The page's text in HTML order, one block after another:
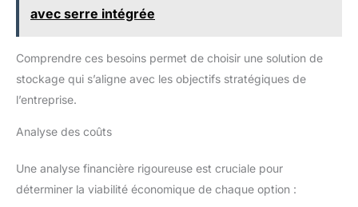
avec serre intégrée
Comprendre ces besoins permet de choisir une solution de
stockage qui s’aligne avec les objectifs stratégiques de
l’entreprise.
Analyse des coûts
Une analyse financière rigoureuse est cruciale pour
déterminer la viabilité économique de chaque option :